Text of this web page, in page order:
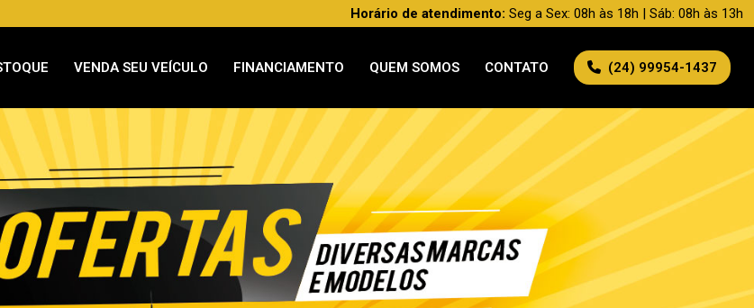
Horário de atendimento: Seg a Sex: 08h às 18h | Sáb: 08h às 13h
VENDA SEU VEÍCULO FINANCIAMENTO QUEM SOMOS CONTATO (24) 99954-1437